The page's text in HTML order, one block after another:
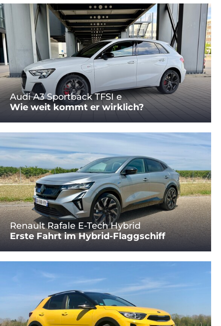
Audi A3 Sportback TFSI e
Wie weit kommt er wirklich?
Renault Rafale E-Tech Hybrid
Erste Fahrt im Hybrid-Flaggschiff